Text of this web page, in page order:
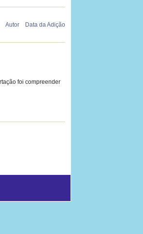
Autor Data da Adição
foi compreender